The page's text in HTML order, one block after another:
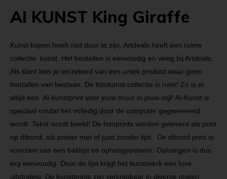
AI KUNST King Giraffe
Kunst kopen hoeft niet duur te zijn. Artdeals heeft een ruime
collectie kunst. Het bestellen is eenvoudig en veilig bij Artdeals.
Als klant ben je verzekerd van een uniek product waar geen
tientallen van bestaan. De fotokunst collectie is ruim! Zo is er
altijd een AI-kunstprint voor jouw muur in jouw stijl! AI-Kunst is
speciaal omdat het volledig door de computer gegenereerd
wordt. Tekst wordt beeld! De fotoprints worden geleverd als print
op dibond, als poster met of juist zonder lijst. De dibond print is
voorzien van een baklijst en ophangsysteem. Ophangen is dus
erg eenvoudig. Door de lijst krijgt het kunstwerk een luxe
uitstraling. De kunstprints zijn verkrijgbaar in diverse maten